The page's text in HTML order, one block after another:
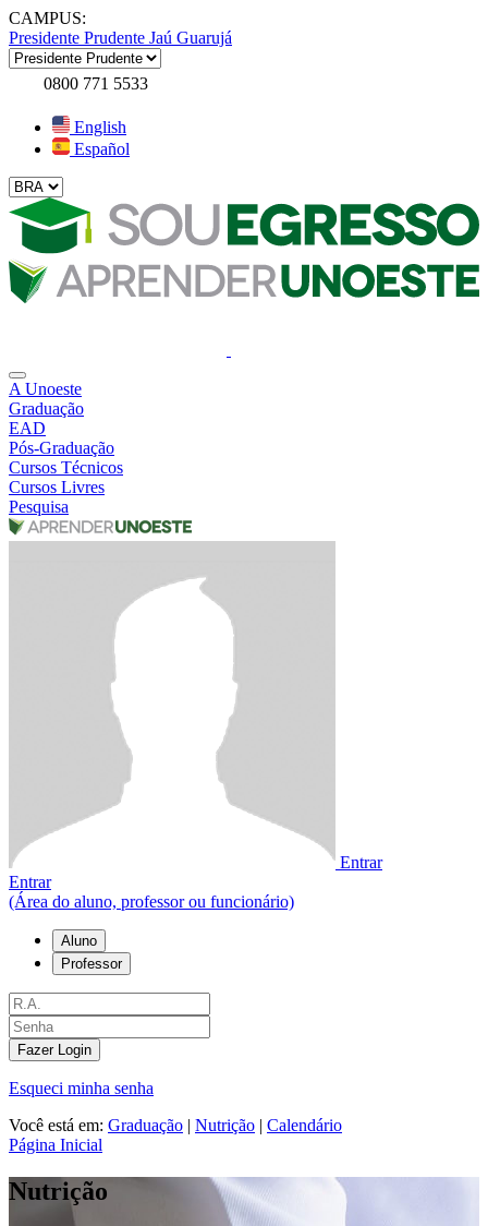
CAMPUS:
Presidente Prudente Jaú Guarujá
0800 771 5533
English
Español
A Unoeste
Graduação
EAD
Pós-Graduação
Cursos Técnicos
Cursos Livres
Pesquisa
Entrar
Entrar
(Área do aluno, professor ou funcionário)
Aluno
Professor
Fazer Login
Esqueci minha senha
Você está em: Graduação | Nutrição | Calendário
Página Inicial
Nutrição